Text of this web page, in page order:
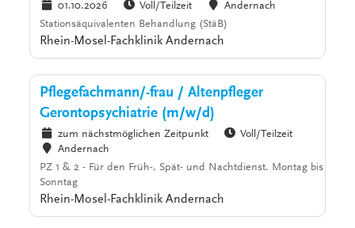
01.10.2026 Voll/Teilzeit
Andernach
Stationsäquivalenten Behandlung (StäB)
Rhein-Mosel-Fachklinik Andernach
Pflegefachmann/-frau / Altenpfleger
Gerontopsychiatrie (m/w/d)
zum nächstmöglichen Zeitpunkt
Voll/Teilzeit
Andernach
PZ 1 & 2 - Für den Früh-, Spät- und Nachtdienst. Montag bis
Sonntag
Rhein-Mosel-Fachklinik Andernach